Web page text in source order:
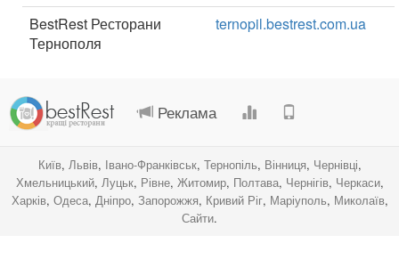
BestRest Ресторани
Тернополя
ternopil.bestrest.com.ua
Реклама
Київ, Львів, Івано-Франківськ, Тернопіль, Вінниця, Чернівці,
Хмельницький, Луцьк, Рівне, Житомир, Полтава, Чернігів, Черкаси,
Харків, Одеса, Дніпро, Запорожжя, Кривий Ріг, Маріуполь, Миколаїв,
Сайти.